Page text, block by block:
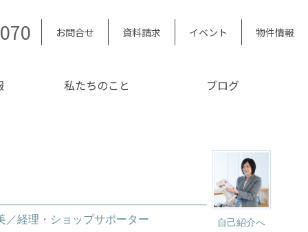
お問合せ 資料請求 イベント 物件情報
私たちのこと ブログ
自己紹介へ
／経理・ショップサポーター